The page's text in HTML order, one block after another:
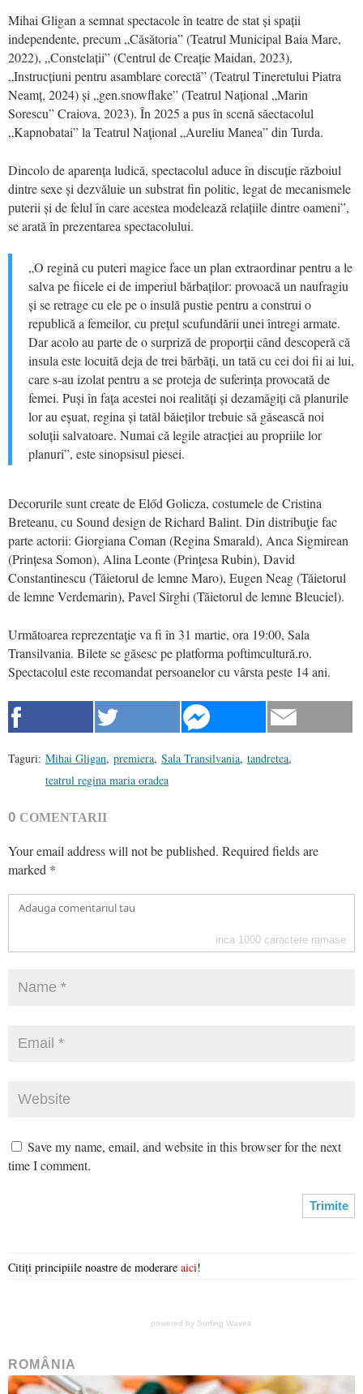
Mihai Gligan a semnat spectacole în teatre de stat și spații
independente, precum „Căsătoria” (Teatrul Municipal Baia Mare,
2022), „Constelații” (Centrul de Creație Maidan, 2023),
„Instrucțiuni pentru asamblare corectă” (Teatrul Tineretului Piatra
Neamț, 2024) și „gen.snowflake” (Teatrul Național „Marin
Sorescu” Craiova, 2023). În 2025 a pus în scenă săectacolul
„Kapnobatai” la Teatrul Naţional „Aureliu Manea” din Turda.
Dincolo de aparența ludică, spectacolul aduce în discuție războiul
dintre sexe și dezvăluie un substrat fin politic, legat de mecanismele
puterii și de felul în care acestea modelează relațiile dintre oameni”,
se arată în prezentarea spectacolului.
„O regină cu puteri magice face un plan extraordinar pentru a le
salva pe fiicele ei de imperiul bărbaților: provoacă un naufragiu
și se retrage cu ele pe o insulă pustie pentru a construi o
republică a femeilor, cu prețul scufundării unei întregi armate.
Dar acolo au parte de o surpriză de proporții când descoperă că
insula este locuită deja de trei bărbăți, un tată cu cei doi fii ai lui,
care s-au izolat pentru a se proteja de suferința provocată de
femei. Puși în fața acestei noi realități și dezamăgiți că planurile
lor au eșuat, regina și tatăl băieților trebuie să găsească noi
soluții salvatoare. Numai că legile atracției au propriile lor
planuri”, este sinopsisul piesei.
Decorurile sunt create de Előd Golicza, costumele de Cristina
Breteanu, cu Sound design de Richard Balint. Din distribuţie fac
parte actorii: Giorgiana Coman (Regina Smarald), Anca Sigmirean
(Prințesa Somon), Alina Leonte (Prințesa Rubin), David
Constantinescu (Tăietorul de lemne Maro), Eugen Neag (Tăietorul
de lemne Verdemarin), Pavel Sîrghi (Tăietorul de lemne Bleuciel).
Următoarea reprezentaţie va fi în 31 martie, ora 19:00, Sala
Transilvania. Bilete se găsesc pe platforma poftimcultură.ro.
Spectacolul este recomandat persoanelor cu vârsta peste 14 ani.
Taguri: Mihai Gligan, premiera, Sala Transilvania, tandretea,
teatrul regina maria oradea
0 COMENTARII
Your email address will not be published. Required fields are
marked *
inca 1000 caractere ramase
Save my name, email, and website in this browser for the next
time I comment.
Citiți principiile noastre de moderare aici!
powered by Surfing Waves
ROMÂNIA